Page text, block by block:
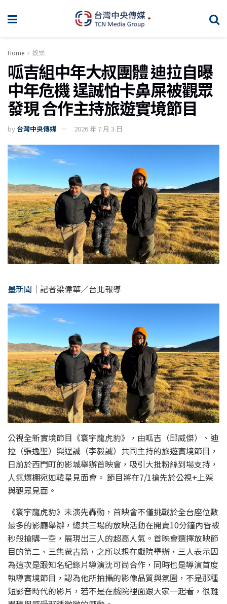
Home 娛樂
呱吉組中年大叔團體 迪拉自曝
中年危機 逞誠怕卡鼻屎被觀眾
發現 合作主持旅遊實境節目
by 台灣中央傳媒 2026 年 7 月 3 日
墨新聞 ｜記者梁偉華／台北報導
公視全新實境節目《寰宇龍虎豹》，由呱吉（邱威傑）、迪
拉（張逸聖）與逞誠（李毅誠）共同主持的旅遊實境節目，
日前於西門町的影城舉辦首映會，吸引大批粉絲到場支持，
人氣爆棚宛如韓星見面會。 節目將在7/1搶先於公視+上架
與觀眾見面。
《寰宇龍虎豹》未演先轟動，首映會不僅挑戰於全台座位數
最多的影廳舉辦，總共三場的放映活動在開賣10分鐘內皆被
秒殺搶購一空，展現出三人的超高人氣。首映會選擇放映節
目的第二、三集蒙古篇，之所以想在戲院舉辦，三人表示因
為這次是跟知名紀錄片導演沈可尚合作，同時也是導演首度
執導實境節目，認為他所拍攝的影像品質與氛圍，不是那種
短影音時代的影片，若不是在戲院裡面跟大家一起看，很難